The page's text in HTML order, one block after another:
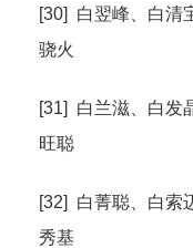
[30] 白翌峰、白清
骁火
[31] 白兰滋、白发
旺聪
[32] 白菁聪、白索
秀基